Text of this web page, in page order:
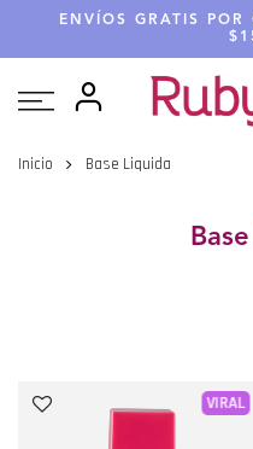
ENVÍOS GRATIS POR
Inicio Base Liquida
VIRAL